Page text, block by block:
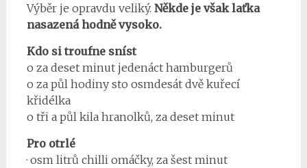
Výběr je opravdu veliký. Někde je však laťka
nasazená hodně vysoko.
Kdo si troufne sníst
o za deset minut jedenáct hamburgerů
o za půl hodiny sto osmdesát dvě kuřecí
křidélka
o tři a půl kila hranolků, za deset minut
Pro otrlé
· osm litrů chilli omáčky, za šest minut